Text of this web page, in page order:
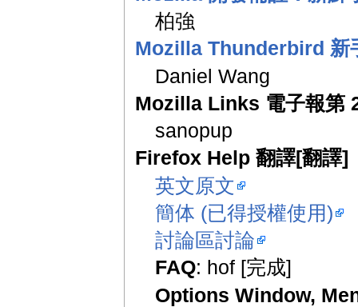
柏強
Mozilla Thunderbird 新
Daniel Wang
Mozilla Links 電子報第
sanopup
Firefox Help 翻譯[翻譯]
英文原文
簡体 (已得授權使用)
討論區討論
FAQ: hof [完成]
Options Window,